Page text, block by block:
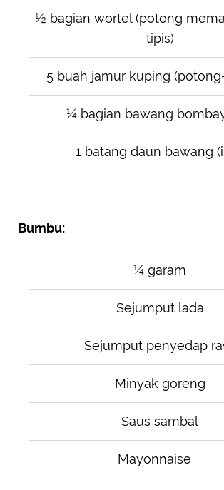
½ bagian wortel (potong
tipis)
5 buah jamur kuping
¼ bagian bawang
1 batang daun bawang
Bumbu:
¼ garam
Sejumput lada
Sejumput penyedap
Minyak goreng
Saus sambal
Mayonnaise